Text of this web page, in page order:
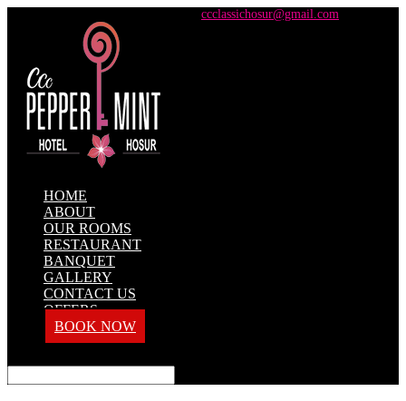
ccclassichosur@gmail.com
HOME
ABOUT
OUR ROOMS
RESTAURANT
BANQUET
GALLERY
CONTACT US
OFFERS
BOOK NOW